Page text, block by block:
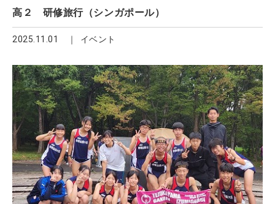
高２ 研修旅行（シンガポール）
2025.11.01 イベント